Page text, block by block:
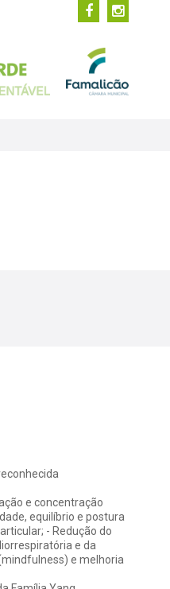
e concentração
equilíbrio e postura
- Redução do
e da
e melhoria